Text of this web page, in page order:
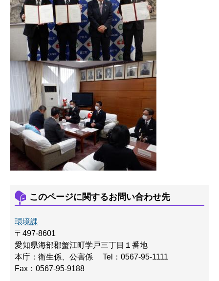
このページに関するお問い合わせ先
環境課
〒497-8601
愛知県海部郡蟹江町学戸三丁目１番地
本庁：衛生係、公害係
Tel：0567-95-1111
Fax：0567-95-9188